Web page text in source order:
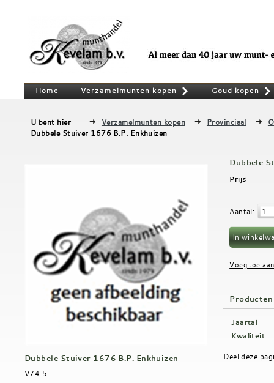
Home Verzamelmunten kopen Goud kopen
U bent hier Verzamelmunten kopen Provinciaal
Dubbele Stuiver 1676 B.P. Enkhuizen
Dubbele Stuiver 1676 B.P. Enkhuizen
V74.5
Dubbele
Prijs
Aantal:
Jaartal
Kwaliteit
Deel deze